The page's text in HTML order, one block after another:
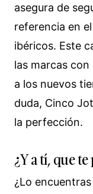
asegura de
referencia en
ibéricos. Este
las marcas
a los nuevos
duda, Cinco
la perfección.
¿Y a tí, que
¿Lo